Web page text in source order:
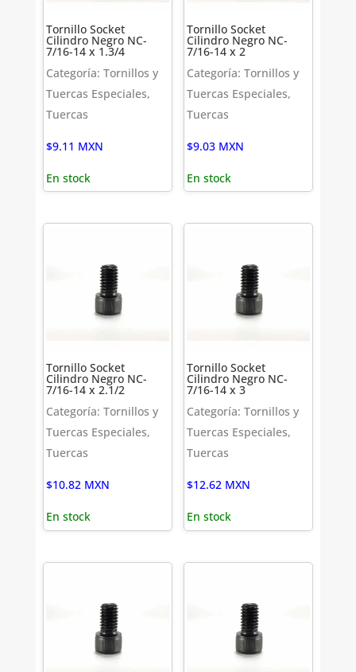
Tornillo Socket
Cilindro Negro NC-
7/16-14 x 1.3/4
Categoría: Tornillos y
Tuercas Especiales,
Tuercas
$9.11 MXN
En stock
Tornillo Socket
Cilindro Negro NC-
7/16-14 x 2
Categoría: Tornillos y
Tuercas Especiales,
Tuercas
$9.03 MXN
En stock
Tornillo Socket
Cilindro Negro NC-
7/16-14 x 2.1/2
Categoría: Tornillos y
Tuercas Especiales,
Tuercas
$10.82 MXN
En stock
Tornillo Socket
Cilindro Negro NC-
7/16-14 x 3
Categoría: Tornillos y
Tuercas Especiales,
Tuercas
$12.62 MXN
En stock